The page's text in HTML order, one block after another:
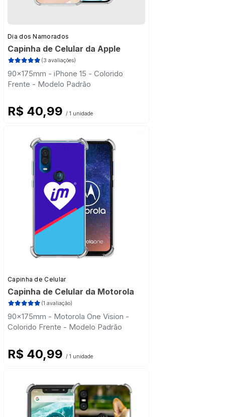
Dia dos Namorados
Capinha de Celular da Apple
(3 avaliações)
90x175mm - iPhone 15 - Colorido
Frente - Modelo Padrão
R$ 40,99 / 1 unidade
Capinha de Celular
Capinha de Celular da Motorola
(1 avaliação)
90x175mm - Motorola One Vision -
Colorido Frente - Modelo Padrão
R$ 40,99 / 1 unidade